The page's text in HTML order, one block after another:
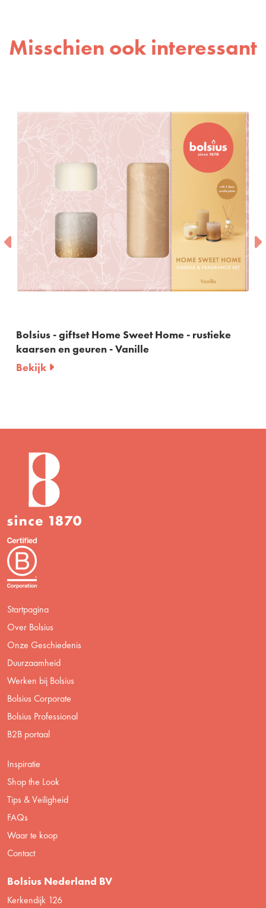
Misschien ook interessant
Bolsius - giftset Home Sweet Home - rustieke
kaarsen en geuren - Vanille
Bekijk
Startpagina
Over Bolsius
Onze Geschiedenis
Duurzaamheid
Werken bij Bolsius
Bolsius Corporate
Bolsius Professional
B2B portaal
Inspiratie
Shop the Look
Tips & Veiligheid
FAQs
Waar te koop
Contact
Bolsius Nederland BV
Kerkendijk 126